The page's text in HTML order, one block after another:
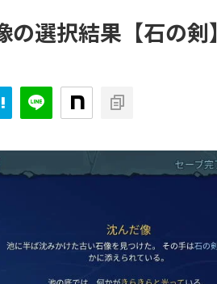
選択結果【石の剣】